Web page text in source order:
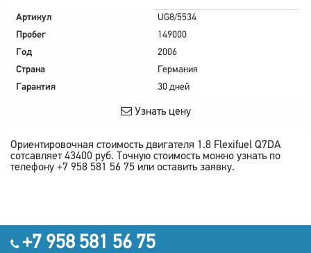
Артикул
UG8/5534
Пробег
149000
Год
2006
Страна
Германия
Гарантия
30 дней
Узнать цену
Ориентировочная стоимость двигателя 1.8 Flexifuel Q7DA
сотсавляет43400 руб.
Точную стоимость можно узнать по
телефону +7 958 581 56 75 или оставить заявку.
+7 958 581 56 75